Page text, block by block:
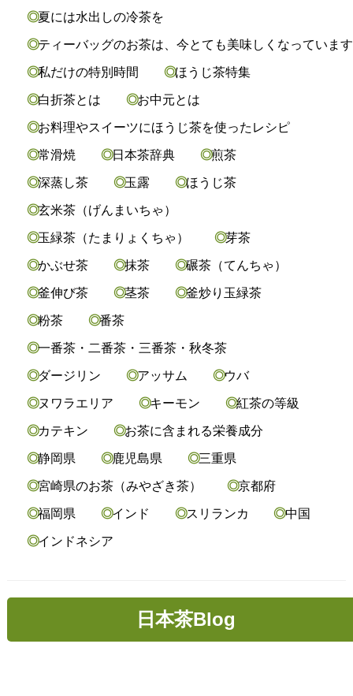
夏には水出しの冷茶を
ティーバッグのお茶は、今とても美味しくなっています
私だけの特別時間 ほうじ茶特集
白折茶とは お中元とは
お料理やスイーツにほうじ茶を使ったレシピ
常滑焼 日本茶辞典 煎茶
深蒸し茶 玉露 ほうじ茶
玄米茶（げんまいちゃ）
玉緑茶（たまりょくちゃ） 芽茶
かぶせ茶 抹茶 碾茶（てんちゃ）
釜伸び茶 茎茶 釜炒り玉緑茶
粉茶 番茶
一番茶・二番茶・三番茶・秋冬茶
ダージリン アッサム ウバ
ヌワラエリア キーモン 紅茶の等級
カテキン お茶に含まれる栄養成分
静岡県 鹿児島県 三重県
宮崎県のお茶（みやざき茶） 京都府
福岡県 インド スリランカ 中国
インドネシア
日本茶Blog